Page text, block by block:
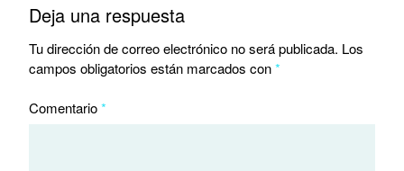
Deja una respuesta
Tu dirección de correo electrónico no será publicada. Los
campos obligatorios están marcados con*
Comentario*